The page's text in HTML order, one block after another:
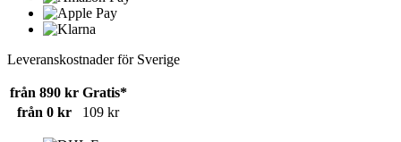
Leveranskostnader för Sverige
från 890 kr Gratis*
från 0 kr
109 kr